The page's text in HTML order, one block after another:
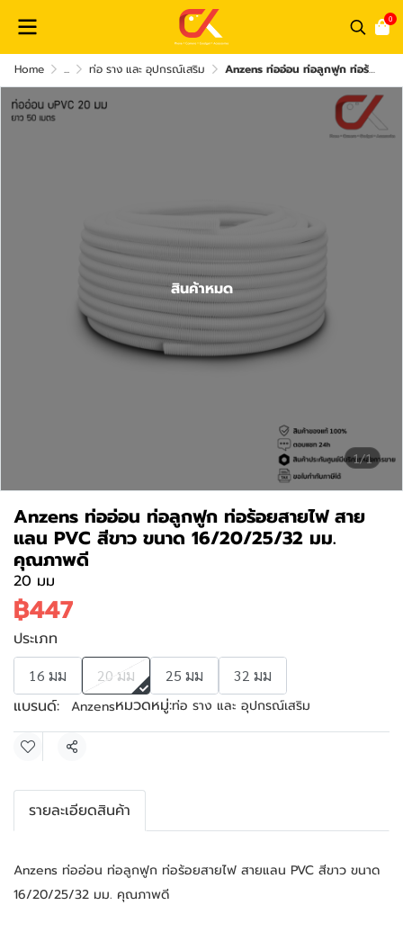
0
Home ... ท่อ ราง และ อุปกรณ์เสริม Anzens ท่ออ่อน ท่อลูกฟูก ท่อร้อยสายไฟ สายแลน PVC สีขาว ขนาด 16/20/25/32 มม. คุณภาพดี
1/1
สินค้าหมด
Anzens ท่ออ่อน ท่อลูกฟูก ท่อร้อยสายไฟ สาย
แลน PVC สีขาว ขนาด 16/20/25/32 มม.
คุณภาพดี
20 มม
฿447
ประเภท
16 มม 20 มม 25 มม 32 มม
แบรนด์: Anzensหมวดหมู่:ท่อ ราง และ อุปกรณ์เสริม
แชร์
รายละเอียดสินค้า
Anzens ท่ออ่อน ท่อลูกฟูก ท่อร้อยสายไฟ สายแลน PVC สีขาว ขนาด
16/20/25/32 มม. คุณภาพดี